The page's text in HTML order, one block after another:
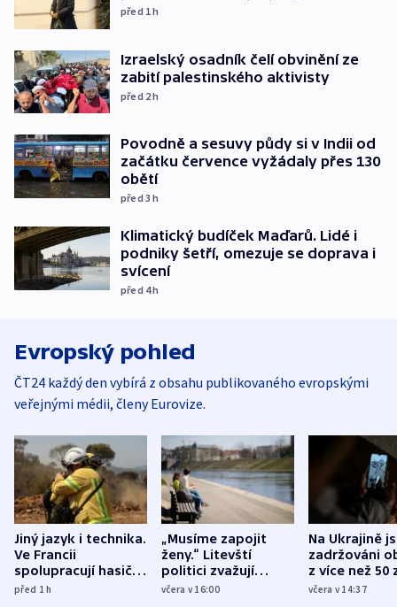
před 1h
Izraelský osadník čelí obvinění ze
zabití palestinského aktivisty
před 2h
Povodně a sesuvy půdy si v Indii od
začátku července vyžádaly přes 130
obětí
před 3h
Klimatický budíček Maďarů. Lidé i
podniky šetří, omezuje se doprava i
svícení
před 4h
Evropský pohled
ČT24 každý den vybírá z obsahu publikovaného evropskými
veřejnými médii, členy Eurovize.
Jiný jazyk i technika.
Ve Francii
spolupracují hasiči z
různých zemí
před 1h
„Musíme zapojit
ženy.“ Litevští
politici zvažují
dohodu o
včera v 16:00
Na Ukrajině
zadržováni
z více než 50
Bojovali na
včera v 14:37